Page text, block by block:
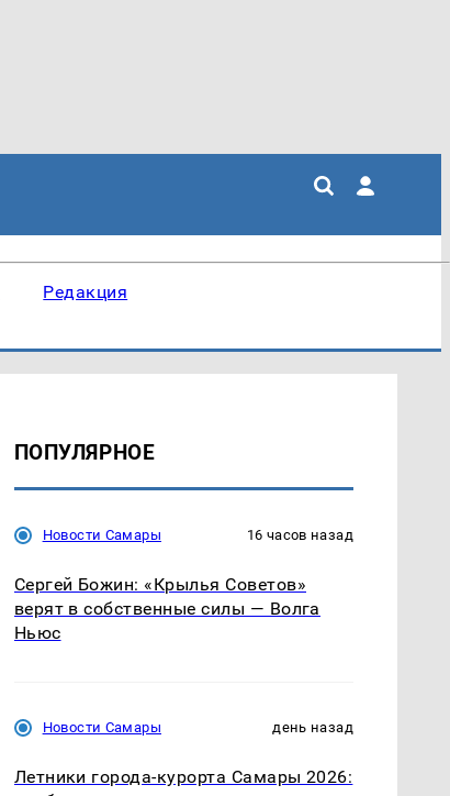
Редакция
ПОПУЛЯРНОЕ
Новости Самары 16 часов назад
Сергей Божин: «Крылья Советов»
верят в собственные силы — Волга
Ньюс
Новости Самары день назад
Летники города-курорта Самары 2026: